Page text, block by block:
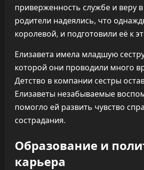
приверженность службе и веру
родители надеялись, что
королевой, и подготовили её к
Елизавета имела младшую
которой они проводили много
Детство в компании сестры
Елизаветы незабываемые
помогло ей развить чувство
сострадания.
Образование и
карьера